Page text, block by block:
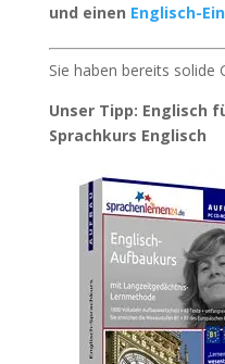
und einen Englisch-
Sie haben bereits solide
Unser Tipp: Englisch
Sprachkurs Englisch